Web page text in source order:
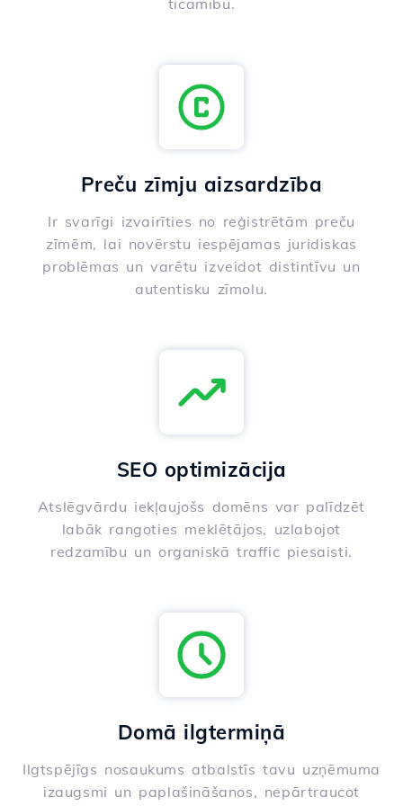
ticamību.
Preču zīmju aizsardzība
Ir svarīgi izvairīties no reģistrētām preču
zīmēm, lai novērstu iespējamas juridiskas
problēmas un varētu izveidot distintīvu un
autentisku zīmolu.
SEO optimizācija
Atslēgvārdu iekļaujošs domēns var palīdzēt
labāk rangoties meklētājos, uzlabojot
redzamību un organiskā traffic piesaisti.
Domā ilgtermiņā
Ilgtspējīgs nosaukums atbalstīs tavu uzņēmuma
izaugsmi un paplašināšanos, nepārtraucot